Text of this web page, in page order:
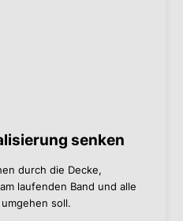
senken
durch die Decke,
laufenden Band und alle
soll.
mittels Nutanix
Ressourcen
Sie mehr wissen wollen.
Manfred Pichlbauer